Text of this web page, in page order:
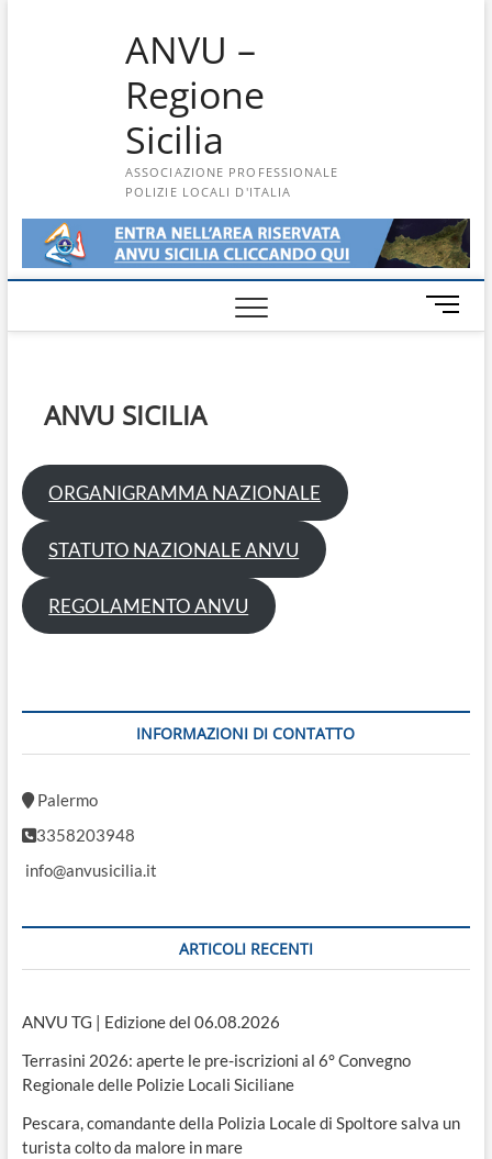
ANVU –
Regione
Sicilia
ASSOCIAZIONE PROFESSIONALE
POLIZIE LOCALI D'ITALIA
M
e
ANVU SICILIA
ORGANIGRAMMA NAZIONALE
STATUTO NAZIONALE ANVU
REGOLAMENTO ANVU
INFORMAZIONI DI CONTATTO
Palermo
3358203948
info@anvusicilia.it
ARTICOLI RECENTI
ANVU TG | Edizione del 06.08.2026
Terrasini 2026: aperte le pre-iscrizioni al 6° Convegno
Regionale delle Polizie Locali Siciliane
Pescara, comandante della Polizia Locale di Spoltore salva un
turista colto da malore in mare